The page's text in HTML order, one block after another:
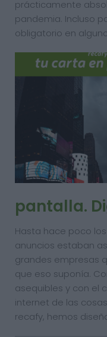
prácticamente
pandemia. Incluso
obligatorio en
pantalla.
Hasta hace poco los
anuncios estaban
grandes empresas
que eso suponía.
asequibles y con el
internet de las
recafy, hemos